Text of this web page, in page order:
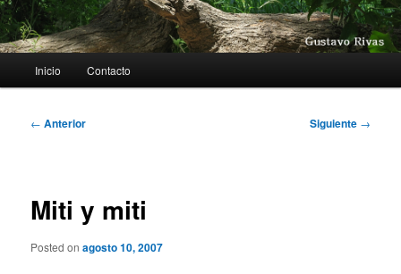
principal
Inicio Contacto
Navegación
← Anterior Siguiente →
Miti y miti
Posted onagosto 10, 2007